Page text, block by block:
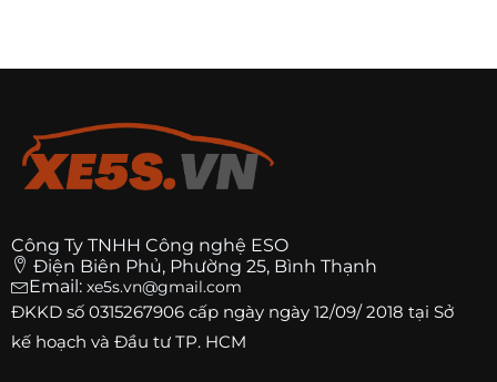
Công Ty TNHH Công nghệ ESO
Điện Biên Phủ, Phường 25, Bình Thạnh
Email: xe5s.vn@gmail.com
ĐKKD số 0315267906 cấp ngày ngày 12/09/ 2018 tại Sở
kế hoạch và Đầu tư TP. HCM